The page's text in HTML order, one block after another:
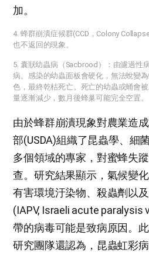
加。
4. 蜂群崩潰症候群(CCD，Colony
也不返回的現象。
5. 囊狀幼蟲病（Sacbrood）：由濾過性
病。感染的幼蟲面板會硬化，無法蛻變
色，最終乾枯死亡。死亡的幼蟲或蛹會
量逐漸減少，數月後蜂巢可能完全空置。
由於蜂群崩潰現象對農業造
部(USDA)組織了昆蟲學、細
多個領域的專家，對蜜蜂失
查。研究結果顯示，氣候變
有害環境汙染物、殺蟲劑以
(IAPV, Israeli acute paralysis
帶的病毒可能是致病原因。
研究團隊還認為，昆蟲虹彩